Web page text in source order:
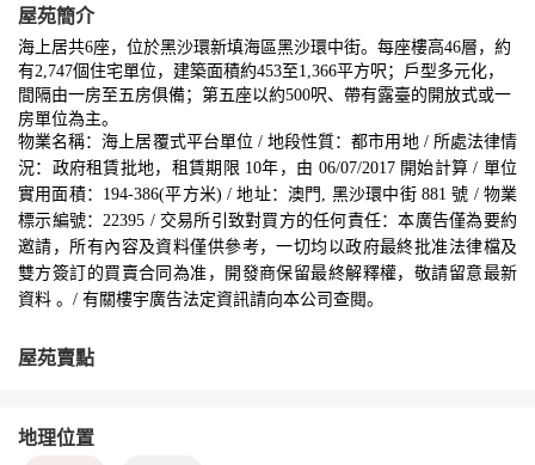
屋苑簡介
海上居共6座，位於黑沙環新填海區黑沙環中街。每座樓高46層，約
有2,747個住宅單位，建築面積約453至1,366平方呎；戶型多元化，
間隔由一房至五房俱備；第五座以約500呎、帶有露臺的開放式或一
房單位為主。
物業名稱：海上居覆式平台單位 / 地段性質：都市用地 / 所處法律情
況：政府租賃批地，租賃期限 10年，由 06/07/2017 開始計算 / 單位
實用面積：194-386(平方米) / 地址：澳門, 黑沙環中街 881 號 / 物業
標示編號：22395 / 交易所引致對買方的任何責任：本廣告僅為要約
邀請，所有內容及資料僅供參考，一切均以政府最終批准法律檔及
雙方簽訂的買賣合同為准，開發商保留最終解釋權，敬請留意最新
資料 。/ 有關樓宇廣告法定資訊請向本公司查閱。
屋苑賣點
地理位置